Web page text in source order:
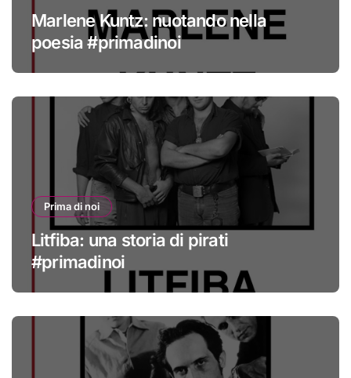
Marlene Kuntz: nuotando nella
poesia #primadinoi
Prima di noi
Litfiba: una storia di pirati
#primadinoi